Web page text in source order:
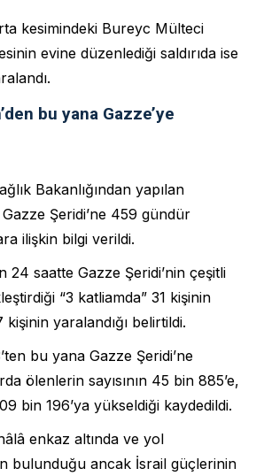
kesimindeki Bureyc Mülteci
evine düzenlediği saldırıda ise
bu yana Gazze’ye
Bakanlığından yapılan
Gazze Şeridi’ne 459 gündür
ilişkin bilgi verildi.
24 saatte Gazze Şeridi’nin çeşitli
“3 katliamda” 31 kişinin
kişinin yaralandığı belirtildi.
bu yana Gazze Şeridi’ne
ölenlerin sayısının 45 bin 885’e,
bin 196’ya yükseldiği kaydedildi.
enkaz altında ve yol
bulunduğu ancak İsrail güçlerinin